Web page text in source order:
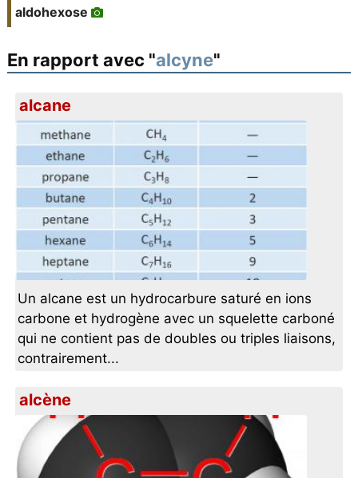
aldohexose
En rapport avec "alcyne"
alcane
Un alcane est un hydrocarbure saturé en ions
carbone et hydrogène avec un squelette carboné
qui ne contient pas de doubles ou triples liaisons,
contrairement...
alcène